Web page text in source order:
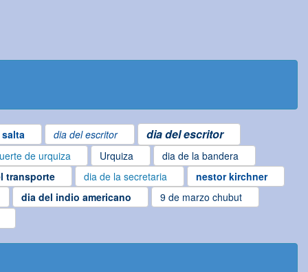
dia del escritor dia del escritor
de urquiza Urquiza
dia de la bandera
transporte dia de la secretaria
nestor kirchner
dia del indio americano
9 de marzo chubut